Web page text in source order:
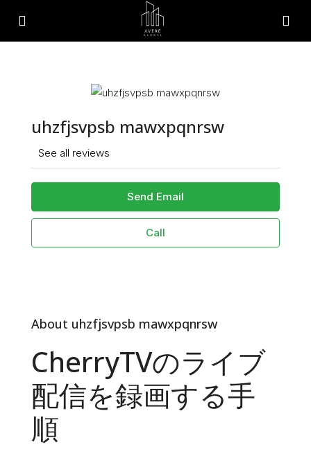
uhzfjsvpsb mawxpqnrsw
See all reviews
Send Email
Call
About uhzfjsvpsb mawxpqnrsw
CherryTVのライブ
配信を録画する手
順